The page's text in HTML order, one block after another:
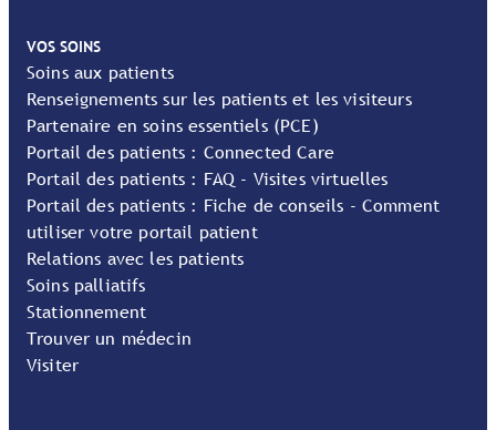
VOS SOINS
Soins aux patients
Renseignements sur les patients et les visiteurs
Partenaire en soins essentiels (PCE)
Portail des patients : Connected Care
Portail des patients : FAQ - Visites virtuelles
Portail des patients : Fiche de conseils - Comment
utiliser votre portail patient
Relations avec les patients
Soins palliatifs
Stationnement
Trouver un médecin
Visiter